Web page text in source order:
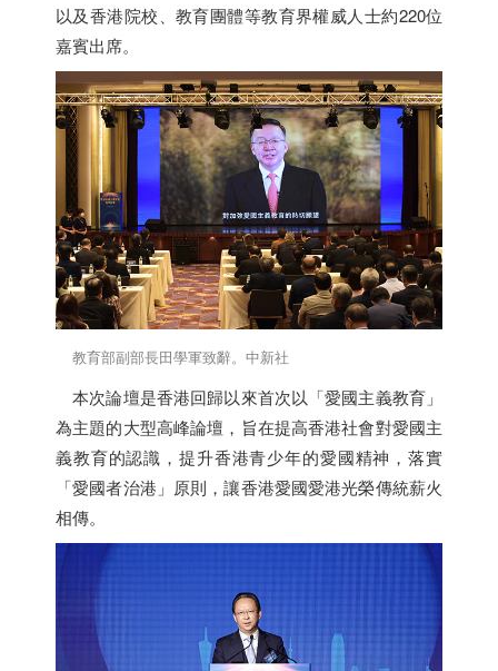
以及香港院校、教育團體等教育界權威人士約220位
嘉賓出席。
教育部副部長田學軍致辭。中新社
本次論壇是香港回歸以來首次以「愛國主義教育」
為主題的大型高峰論壇，旨在提高香港社會對愛國主
義教育的認識，提升香港青少年的愛國精神，落實
「愛國者治港」原則，讓香港愛國愛港光榮傳統薪火
相傳。